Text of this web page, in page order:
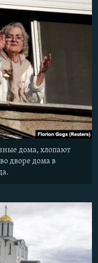
дома, хлопают
дворе дома в